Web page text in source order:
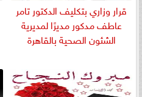
قرار وزاري بتكليف الدكتور تامر
عاطف مدكور مديرًا لمديرية
الشئون الصحية بالقاهرة